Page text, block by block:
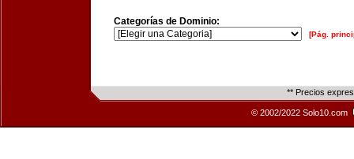
Categorías de Dominio:
[Pág.
** Precios
© 2002/2022 Solo10.com